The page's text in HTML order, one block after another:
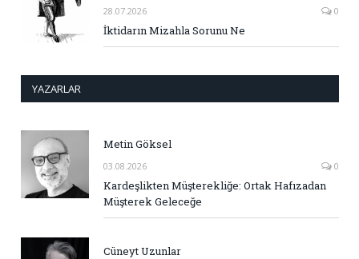
28.07.2026 0
İktidarın Mizahla Sorunu Ne
YAZARLAR
Metin Göksel
03.08.2026 0
Kardeşlikten Müşterekliğe: Ortak Hafızadan
Müşterek Geleceğe
Cüneyt Uzunlar